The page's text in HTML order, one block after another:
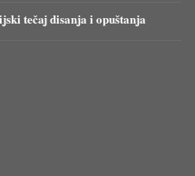
tečaj disanja i opuštanja